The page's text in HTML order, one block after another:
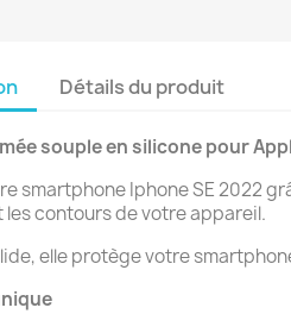
Détails du produit
souple en silicone pour
smartphone Iphone SE 2022
contours de votre appareil.
elle protège votre